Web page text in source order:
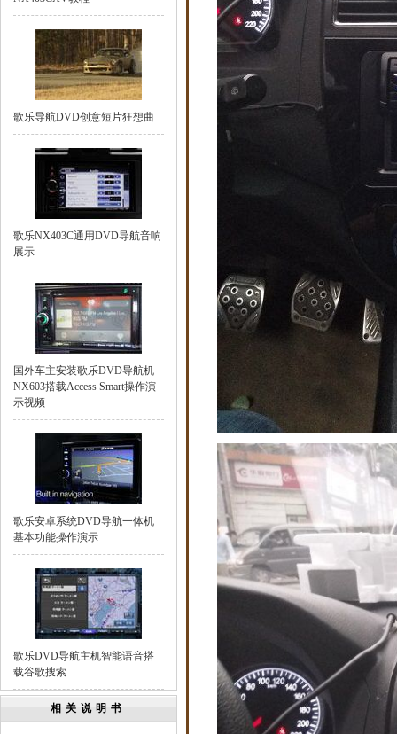
歌乐导航DVD创意短片狂想曲
歌乐NX403C通用DVD导航音响
展示
国外车主安装歌乐DVD导航机
NX603搭载Access Smart操作演
示视频
歌乐安卓系统DVD导航一体机
基本功能操作演示
歌乐DVD导航主机智能语音搭
载谷歌搜索
相关说明书